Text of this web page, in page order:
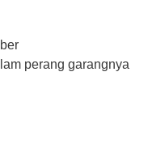
perang garangnya